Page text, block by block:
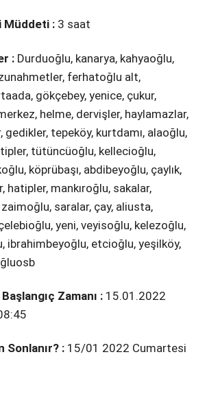
Müddeti : 3 saat
: Durduoğlu, kanarya, kahyaoğlu,
ferhatoğlu alt,
gökçebey, yeni̇ce, çukur,
helme, dervi̇şler, haylamazlar,
tepeköy, kurtdamı, alaoğlu,
tütüncüoğlu, kelleci̇oğlu,
köprübaşı, abdi̇beyoğlu, çaylık,
hati̇pler, mankıroğlu, sakalar,
saralar, çay, ali̇usta,
yeni̇, veyi̇soğlu, kelezoğlu,
i̇brahi̇mbeyoğlu, etci̇oğlu, yeşi̇lköy,
Zamanı : 15.01.2022
Sonlanır? : 15/01 2022 Cumartesi